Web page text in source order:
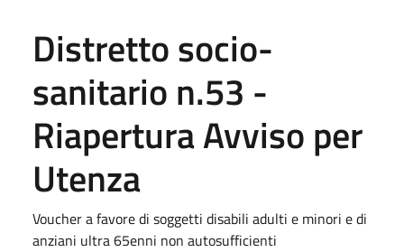
Distretto socio-
sanitario n.53 -
Riapertura Avviso per
Utenza
Voucher a favore di soggetti disabili adulti e minori e di
anziani ultra 65enni non autosufficienti